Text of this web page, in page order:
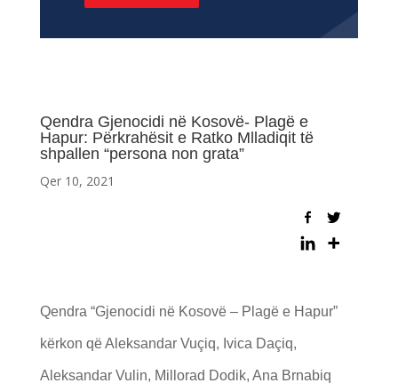
Qendra Gjenocidi në Kosovë- Plagë e
Hapur: Përkrahësit e Ratko Mlladiqit të
shpallen “persona non grata”
Qer 10, 2021
Qendra “Gjenocidi në Kosovë – Plagë e Hapur”
kërkon që Aleksandar Vuçiq, Ivica Daçiq,
Aleksandar Vulin, Millorad Dodik, Ana Brnabiq